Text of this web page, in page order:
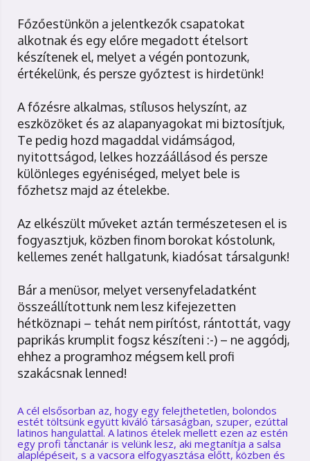
Főzőestünkön a jelentkezők csapatokat
alkotnak és egy előre megadott ételsort
készítenek el, melyet a végén pontozunk,
értékelünk, és persze győztest is hirdetünk!
A főzésre alkalmas, stílusos helyszínt, az
eszközöket és az alapanyagokat mi biztosítjuk,
Te pedig hozd magaddal vidámságod,
nyitottságod, lelkes hozzáállásod és persze
különleges egyéniséged, melyet bele is
főzhetsz majd az ételekbe.
Az elkészült műveket aztán természetesen el is
fogyasztjuk, közben finom borokat kóstolunk,
kellemes zenét hallgatunk, kiadósat társalgunk!
Bár a menüsor, melyet versenyfeladatként
összeállítottunk nem lesz kifejezetten
hétköznapi – tehát nem pirítóst, rántottát, vagy
paprikás krumplit fogsz készíteni :-) – ne aggódj,
ehhez a programhoz mégsem kell profi
szakácsnak lenned!
A cél elsősorban az, hogy egy felejthetetlen, bolondos
estét töltsünk együtt kiváló társaságban, szuper, ezúttal
latinos hangulattal. A latinos ételek mellett ezen az estén
egy profi tánctanár is velünk lesz, aki megtanítja a salsa
alaplépéseit, s a vacsora elfogyasztása előtt, közben és